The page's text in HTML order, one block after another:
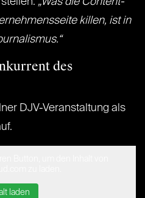
killen, ist in
des
DJV-Veranstaltung als
laden